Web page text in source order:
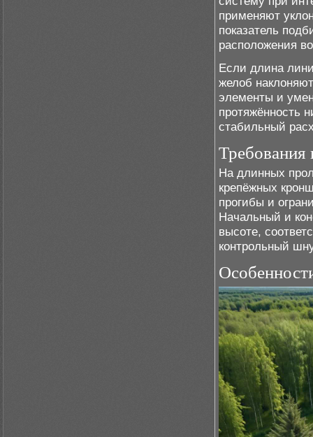
применяют
показатель
расположения
Если длина
желоб
элементы и
протяжённость
стабильный
На длинных
крепёжных
прогибы и
Начальный и
высоте,
контрольный